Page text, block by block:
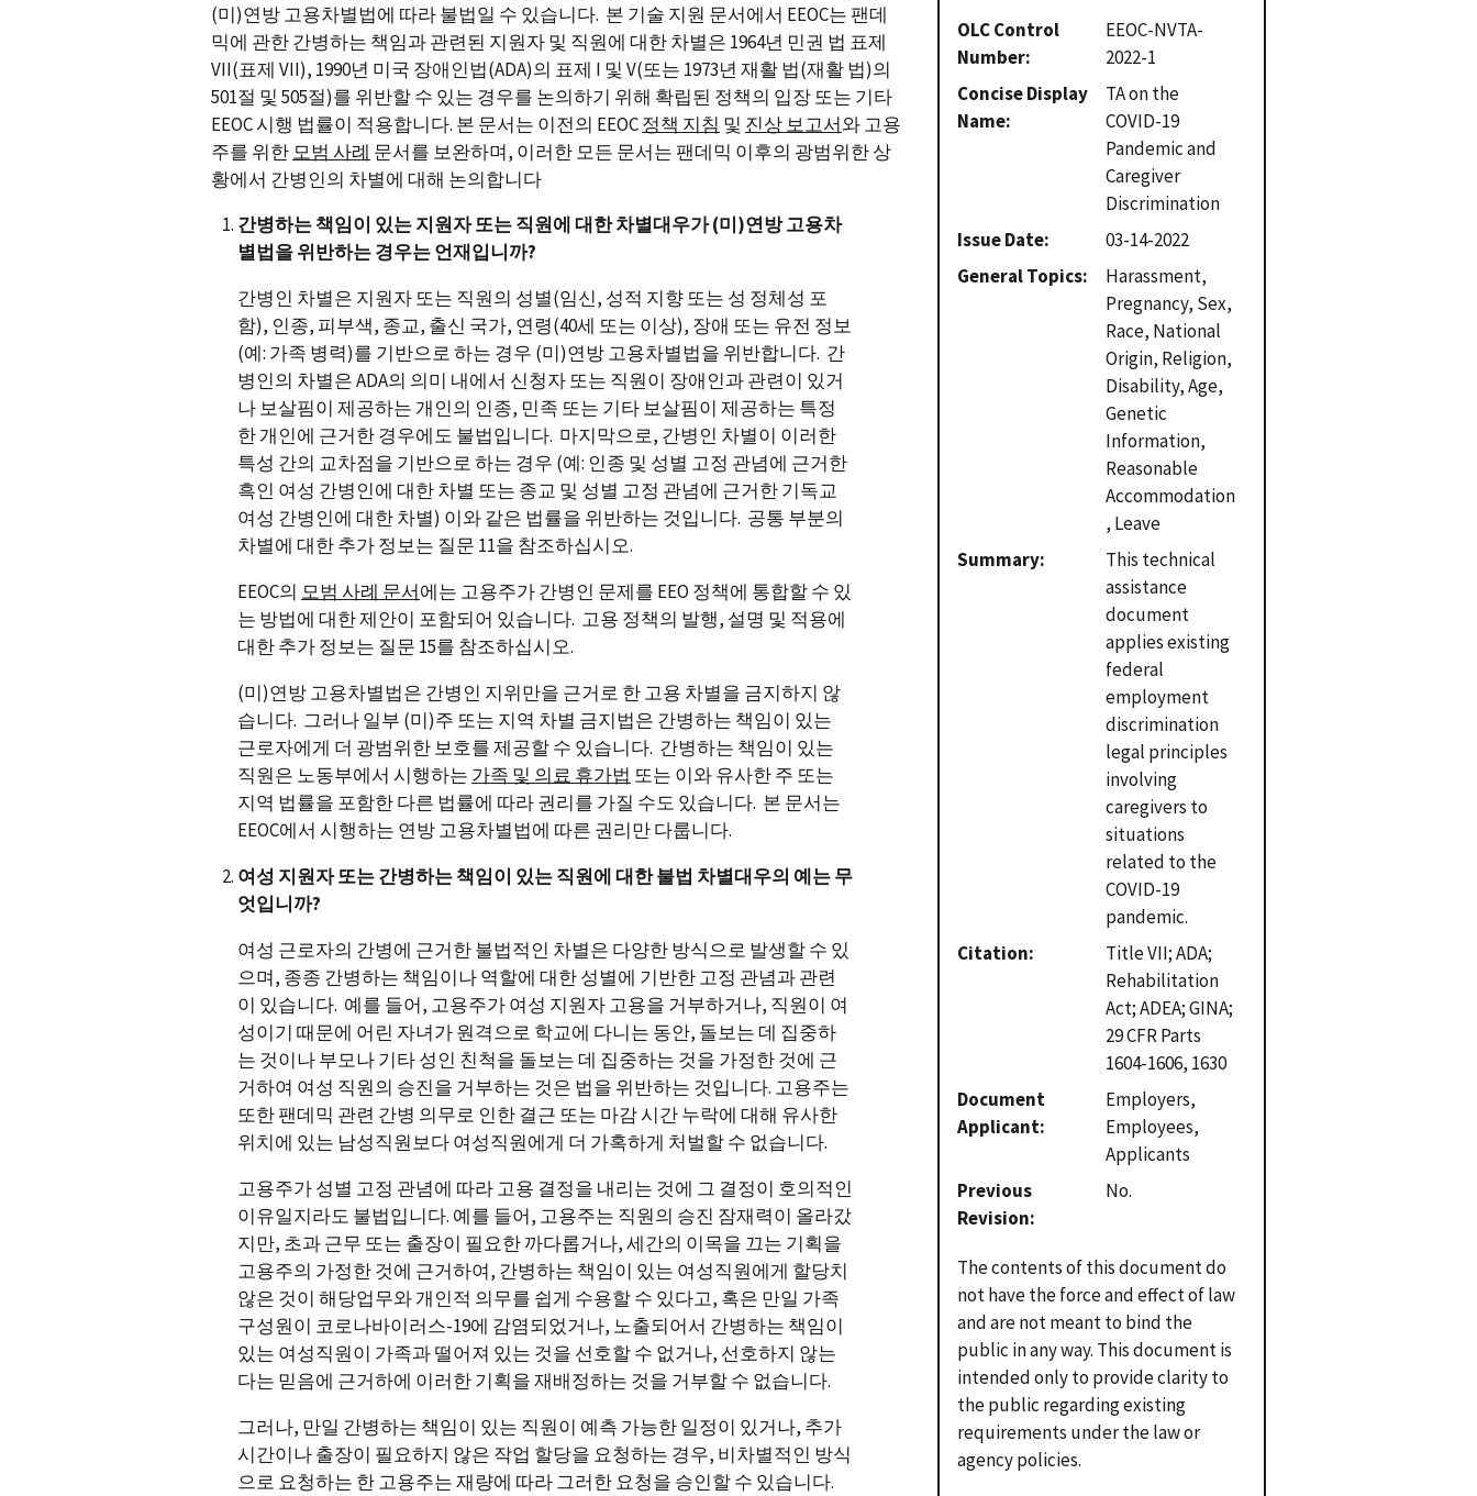
OLC Control
Number
EEOC-NVTA-
2022-1
Concise Display
Name
TA on the
COVID-19
Pandemic and
Caregiver
Discrimination
Issue Date
03-14-2022
General Topics
Harassment,
Pregnancy, Sex,
Race, National
Origin, Religion,
Disability, Age,
Genetic
Information,
Reasonable
Accommodation
, Leave
Summary
This technical
assistance
document
applies existing
federal
employment
discrimination
legal principles
involving
caregivers to
situations
related to the
COVID-19
pandemic.
Citation
Title VII; ADA;
Rehabilitation
Act; ADEA; GINA;
29 CFR Parts
1604-1606, 1630
Document
Applicant
Employers,
Employees,
Applicants
Previous
Revision
No.
The contents of this document do
not have the force and effect of law
and are not meant to bind the
public in any way. This document is
intended only to provide clarity to
the public regarding existing
requirements under the law or
agency policies.
(미)연방 고용차별법에 따라 불법일 수 있습니다. 본 기술 지원 문서에서 EEOC는 팬데
믹에 관한 간병하는 책임과 관련된 지원자 및 직원에 대한 차별은 1964년 민권 법 표제
VII(표제 VII), 1990년 미국 장애인법(ADA)의 표제 I 및 V(또는 1973년 재활 법(재활 법)의
501절 및 505절)를 위반할 수 있는 경우를 논의하기 위해 확립된 정책의 입장 또는 기타
EEOC 시행 법률이 적용합니다. 본 문서는 이전의 EEOC정책 지침 및 진상 보고서와 고용
주를 위한모범 사례 문서를 보완하며, 이러한 모든 문서는 팬데믹 이후의 광범위한 상
황에서 간병인의 차별에 대해 논의합니다
간병하는 책임이 있는 지원자 또는 직원에 대한 차별대우가 (미)연방 고용차
별법을 위반하는 경우는 언재입니까?
간병인 차별은 지원자 또는 직원의 성별(임신, 성적 지향 또는 성 정체성 포
함), 인종, 피부색, 종교, 출신 국가, 연령(40세 또는 이상), 장애 또는 유전 정보
(예: 가족 병력)를 기반으로 하는 경우 (미)연방 고용차별법을 위반합니다. 간
병인의 차별은 ADA의 의미 내에서 신청자 또는 직원이 장애인과 관련이 있거
나 보살핌이 제공하는 개인의 인종, 민족 또는 기타 보살핌이 제공하는 특정
한 개인에 근거한 경우에도 불법입니다. 마지막으로, 간병인 차별이 이러한
특성 간의 교차점을 기반으로 하는 경우 (예: 인종 및 성별 고정 관념에 근거한
흑인 여성 간병인에 대한 차별 또는 종교 및 성별 고정 관념에 근거한 기독교
여성 간병인에 대한 차별) 이와 같은 법률을 위반하는 것입니다. 공통 부분의
차별에 대한 추가 정보는 질문 11을 참조하십시오.
EEOC의 모범 사례 문서에는 고용주가 간병인 문제를 EEO 정책에 통합할 수 있
는 방법에 대한 제안이 포함되어 있습니다. 고용 정책의 발행, 설명 및 적용에
대한 추가 정보는 질문 15를 참조하십시오.
(미)연방 고용차별법은 간병인 지위만을 근거로 한 고용 차별을 금지하지 않
습니다. 그러나 일부 (미)주 또는 지역 차별 금지법은 간병하는 책임이 있는
근로자에게 더 광범위한 보호를 제공할 수 있습니다. 간병하는 책임이 있는
직원은 노동부에서 시행하는 가족 및 의료 휴가법 또는 이와 유사한 주 또는
지역 법률을 포함한 다른 법률에 따라 권리를 가질 수도 있습니다. 본 문서는
EEOC에서 시행하는 연방 고용차별법에 따른 권리만 다룹니다.
여성 지원자 또는 간병하는 책임이 있는 직원에 대한 불법 차별대우의 예는 무
엇입니까?
여성 근로자의 간병에 근거한 불법적인 차별은 다양한 방식으로 발생할 수 있
으며, 종종 간병하는 책임이나 역할에 대한 성별에 기반한 고정 관념과 관련
이 있습니다. 예를 들어, 고용주가 여성 지원자 고용을 거부하거나, 직원이 여
성이기 때문에 어린 자녀가 원격으로 학교에 다니는 동안, 돌보는 데 집중하
는 것이나 부모나 기타 성인 친척을 돌보는 데 집중하는 것을 가정한 것에 근
거하여 여성 직원의 승진을 거부하는 것은 법을 위반하는 것입니다. 고용주는
또한 팬데믹 관련 간병 의무로 인한 결근 또는 마감 시간 누락에 대해 유사한
위치에 있는 남성직원보다 여성직원에게 더 가혹하게 처벌할 수 없습니다.
고용주가 성별 고정 관념에 따라 고용 결정을 내리는 것에 그 결정이 호의적인
이유일지라도 불법입니다. 예를 들어, 고용주는 직원의 승진 잠재력이 올라갔
지만, 초과 근무 또는 출장이 필요한 까다롭거나, 세간의 이목을 끄는 기획을
고용주의 가정한 것에 근거하여, 간병하는 책임이 있는 여성직원에게 할당치
않은 것이 해당업무와 개인적 의무를 쉽게 수용할 수 있다고, 혹은 만일 가족
구성원이 코로나바이러스-19에 감염되었거나, 노출되어서 간병하는 책임이
있는 여성직원이 가족과 떨어져 있는 것을 선호할 수 없거나, 선호하지 않는
다는 믿음에 근거하에 이러한 기획을 재배정하는 것을 거부할 수 없습니다.
그러나, 만일 간병하는 책임이 있는 직원이 예측 가능한 일정이 있거나, 추가
시간이나 출장이 필요하지 않은 작업 할당을 요청하는 경우, 비차별적인 방식
으로 요청하는 한 고용주는 재량에 따라 그러한 요청을 승인할 수 있습니다.